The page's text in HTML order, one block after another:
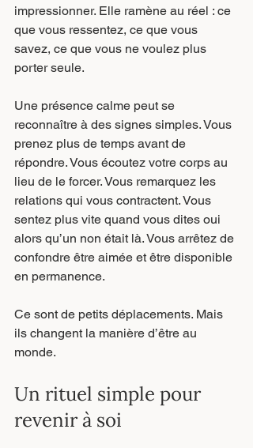
impressionner. Elle ramène au réel : ce
que vous ressentez, ce que vous
savez, ce que vous ne voulez plus
porter seule.
Une présence calme peut se
reconnaître à des signes simples. Vous
prenez plus de temps avant de
répondre. Vous écoutez votre corps au
lieu de le forcer. Vous remarquez les
relations qui vous contractent. Vous
sentez plus vite quand vous dites oui
alors qu’un non était là. Vous arrêtez de
confondre être aimée et être disponible
en permanence.
Ce sont de petits déplacements. Mais
ils changent la manière d’être au
monde.
Un rituel simple pour
revenir à soi